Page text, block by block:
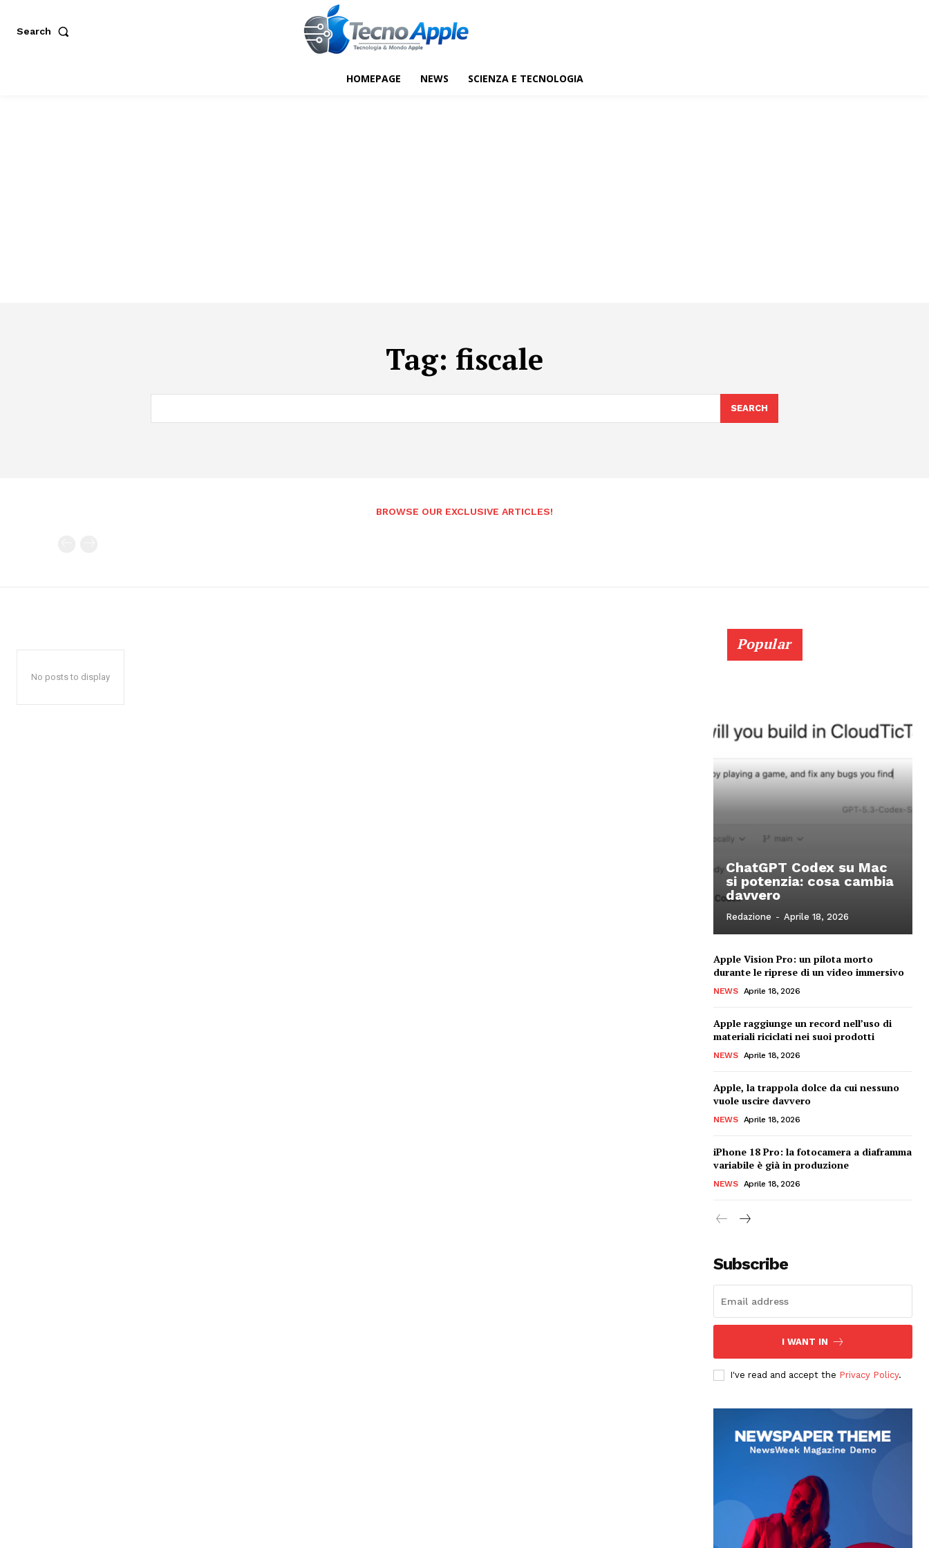
Search
HOMEPAGE NEWS SCIENZA E TECNOLOGIA
Tag: fiscale
SEARCH
BROWSE OUR EXCLUSIVE ARTICLES!
No posts to display
Popular
ChatGPT Codex su Mac
si potenzia: cosa cambia
davvero
Redazione - Aprile 18, 2026
Apple Vision Pro: un pilota morto
durante le riprese di un video immersivo
NEWS Aprile 18, 2026
Apple raggiunge un record nell’uso di
materiali riciclati nei suoi prodotti
NEWS Aprile 18, 2026
Apple, la trappola dolce da cui nessuno
vuole uscire davvero
NEWS Aprile 18, 2026
iPhone 18 Pro: la fotocamera a diaframma
variabile è già in produzione
NEWS Aprile 18, 2026
Subscribe
I WANT IN
I've read and accept the Privacy Policy.